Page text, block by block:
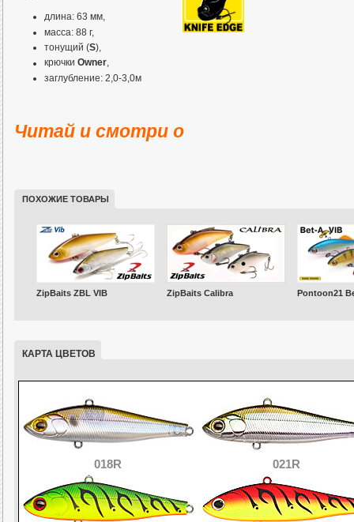
длина: 63 мм,
масса: 88 г,
тонущий (S),
крючки Owner,
заглубление: 2,0-3,0м
Читай и смотри о
ПОХОЖИЕ ТОВАРЫ
ZipBaits ZBL VIB ZipBaits Calibra Pontoon21
КАРТА ЦВЕТОВ
018R 021R